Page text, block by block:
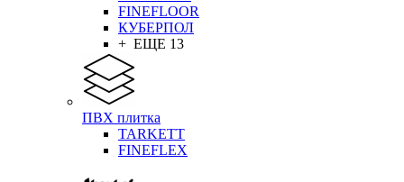
FINEFLOOR
КУБЕРПОЛ
+ ЕЩЕ 13
ПВХ плитка
TARKETT
FINEFLEX